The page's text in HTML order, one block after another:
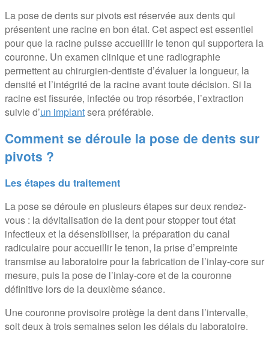
La pose de dents sur pivots est réservée aux dents qui
présentent une racine en bon état. Cet aspect est essentiel
pour que la racine puisse accueillir le tenon qui supportera la
couronne. Un examen clinique et une radiographie
permettent au chirurgien-dentiste d’évaluer la longueur, la
densité et l’intégrité de la racine avant toute décision. Si la
racine est fissurée, infectée ou trop résorbée, l’extraction
suivie d’un implantsera préférable.
Comment se déroule la pose de dents sur
pivots ?
Les étapes du traitement
La pose se déroule en plusieurs étapes sur deux rendez-
vous : la dévitalisation de la dent pour stopper tout état
infectieux et la désensibiliser, la préparation du canal
radiculaire pour accueillir le tenon, la prise d’empreinte
transmise au laboratoire pour la fabrication de l’inlay-core sur
mesure, puis la pose de l’inlay-core et de la couronne
définitive lors de la deuxième séance.
Une couronne provisoire protège la dent dans l’intervalle,
soit deux à trois semaines selon les délais du laboratoire.